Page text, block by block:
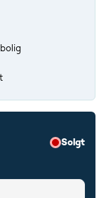
Solgt